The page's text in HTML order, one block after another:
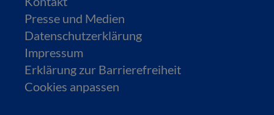
Presse und Medien
Datenschutzerklärung
Impressum
Erklärung zur Barrierefreiheit
Cookies anpassen